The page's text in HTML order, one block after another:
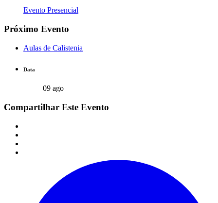
Evento Presencial
Próximo Evento
Aulas de Calistenia
Data
09 ago
Compartilhar Este Evento